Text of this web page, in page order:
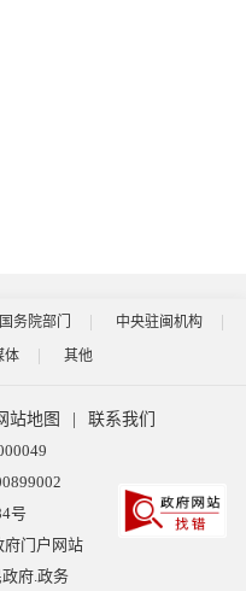
国务院部门
中央驻闽机构
体 其他
站地图
联系我们
号
府门户网站
府.政务